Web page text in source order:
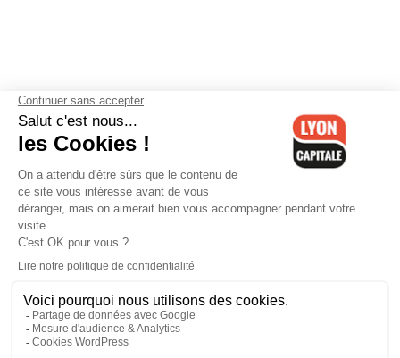
Contactez-nous-Mentions légales-CGV-Politique de
confidentialité-Gestion des cookies